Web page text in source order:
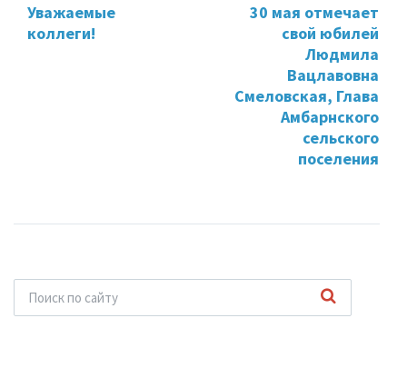
Уважаемые
коллеги!
30 мая отмечает
свой юбилей
Людмила
Вацлавовна
Смеловская, Глава
Амбарнского
сельского
поселения